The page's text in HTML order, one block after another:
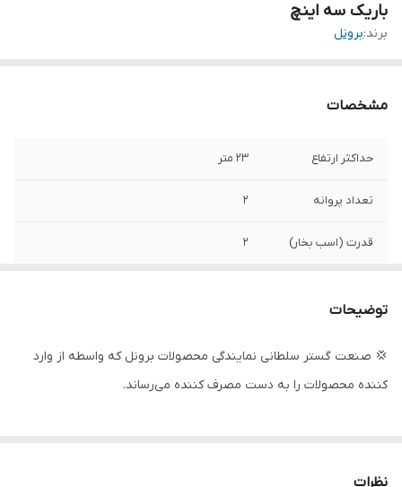
باریک سه اینچ
برند:برونل
مشخصات
حداکثر ارتفاع ۲۳ متر
تعداد پروانه ۲
قدرت (اسب بخار) ۲
توضیحات
💢 صنعت گستر سلطانی نمایندگی محصولات برونل که واسطه از وارد
کننده محصولات را به دست مصرف کننده می‌رساند.
نظرات